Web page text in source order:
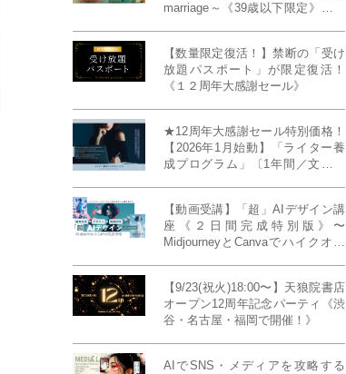
marriage～《39歳以下限定》」全
【数量限定復活！】禁断の「受け
放題パスポート」が限定復活！
《１２周年大感謝セール》
★12周年大感謝セール特別価格！
【2026年1月始動】「ライター養
成プログラム」〔1年間／文章講
ー”へ、全国どこからでも。〜《全
店舗リアルタイム参加OK／録画
視聴対応／限定4席》
【動画受講】「超」AIデザイン講
座《２日間完成特別版》〜
MidjourneyとCanvaでハイクオリ
【9/23(祝火)18:00〜】天狼院書店
オープン12周年記念パーティ《渋
谷・名古屋・福岡で開催！》
AIでSNS・メディアを攻略する